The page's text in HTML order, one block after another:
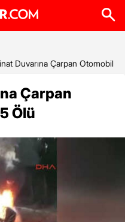
Duvarına Çarpan Otomobil
Çarpan
Ölü